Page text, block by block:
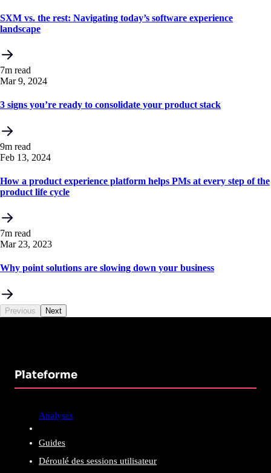
SXM vs. the rest: Navigating today’s software experience
landscape
7m read
Mar 9, 2024
3 signs you’re ready to consolidate your product stack
9m read
Feb 13, 2024
How a product experience platform helps PMs at every step of the
product life cycle
7m read
Mar 23, 2023
Why point solutions are slowing down your business
Previous Next
Plateforme
Analyses
Guides
Déroulé des sessions utilisateur